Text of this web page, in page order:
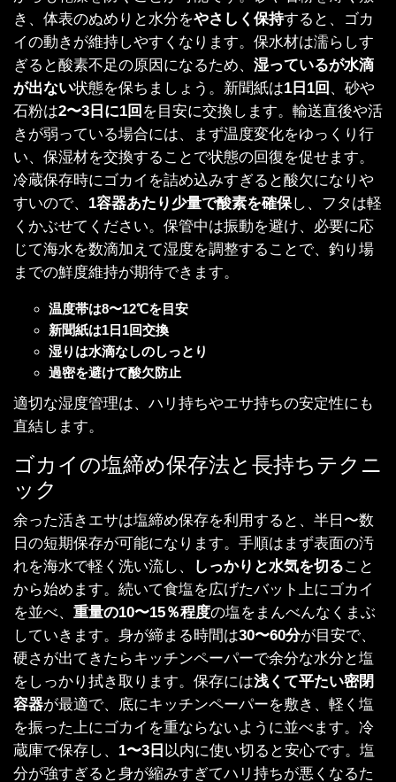
き、体表のぬめりと水分をやさしく保持すると、ゴカ
イの動きが維持しやすくなります。保水材は濡らしす
ぎると酸素不足の原因になるため、 湿っているが水滴
が出ない状態を保ちましょう。新聞紙は1日1回 、砂や
石粉は2〜3日に1回 を目安に交換します。輸送直後や活
きが弱っている場合には、まず温度変化をゆっくり行
い、保湿材を交換することで状態の回復を促せます。
冷蔵保存時にゴカイを詰め込みすぎると酸欠になりや
すいので、 1容器あたり少量で酸素を確保し、フタは軽
くかぶせてください。保管中は振動を避け、必要に応
じて海水を数滴加えて湿度を調整することで、釣り場
までの鮮度維持が期待できます。
温度帯は8〜12℃を目安
新聞紙は1日1回交換
湿りは水滴なしのしっとり
過密を避けて酸欠防止
適切な湿度管理は、ハリ持ちやエサ持ちの安定性にも
直結します。
ゴカイの塩締め保存法と長持ちテクニ
ック
余った活きエサは塩締め保存を利用すると、半日〜数
日の短期保存が可能になります。手順はまず表面の汚
れを海水で軽く洗い流し、
しっかりと水気を切ること
から始めます。続いて食塩を広げたバット上にゴカイ
を並べ、 重量の10〜15％程度の塩をまんべんなくまぶ
していきます。身が締まる時間は30〜60分が目安で、
硬さが出てきたらキッチンペーパーで余分な水分と塩
をしっかり拭き取ります。保存には浅くて平たい密閉
容器が最適で、底にキッチンペーパーを敷き、軽く塩
を振った上にゴカイを重ならないように並べます。冷
蔵庫で保存し、 1〜3日 以内に使い切ると安心です。塩
分が強すぎると身が縮みすぎてハリ持ちが悪くなるた